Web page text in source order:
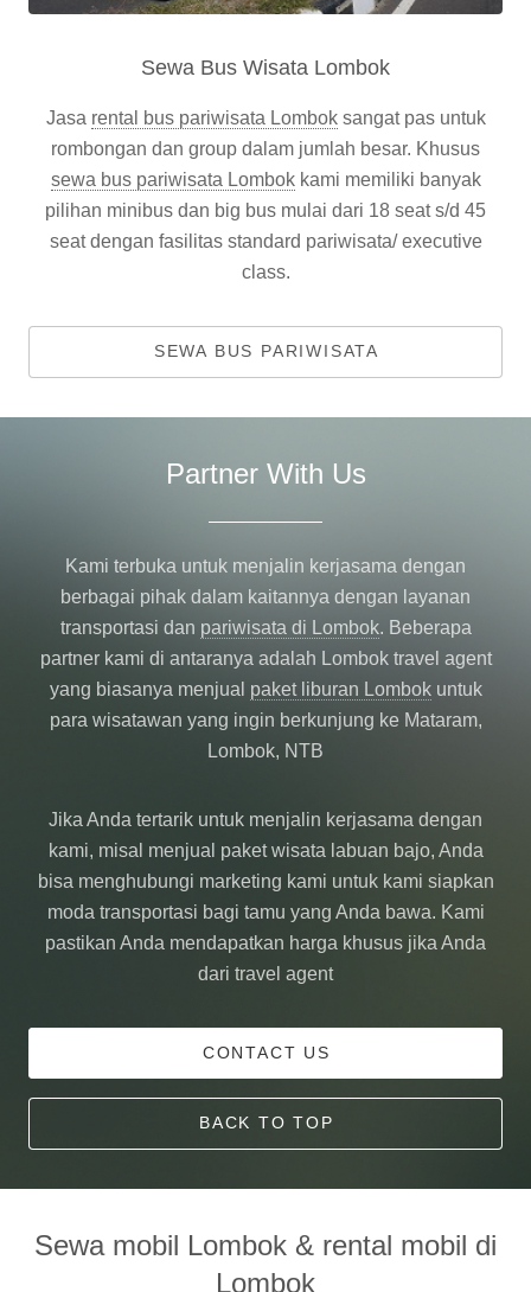
Sewa Bus Wisata Lombok
Jasa rental bus pariwisata Lomboksangat pas untuk
rombongan dan group dalam jumlah besar. Khusus
sewa bus pariwisata Lombokkami memiliki banyak
pilihan minibus dan big bus mulai dari 18 seat s/d 45
seat dengan fasilitas standard pariwisata/ executive
class.
SEWA BUS PARIWISATA
Partner With Us
Kami terbuka untuk menjalin kerjasama dengan
berbagai pihak dalam kaitannya dengan layanan
transportasi dan pariwisata di Lombok. Beberapa
partner kami di antaranya adalah Lombok travel agent
yang biasanya menjual paket liburan Lombokuntuk
para wisatawan yang ingin berkunjung ke Mataram,
Lombok, NTB
Jika Anda tertarik untuk menjalin kerjasama dengan
kami, misal menjual paket wisata labuan bajo, Anda
bisa menghubungi marketing kami untuk kami siapkan
moda transportasi bagi tamu yang Anda bawa. Kami
pastikan Anda mendapatkan harga khusus jika Anda
dari travel agent
CONTACT US
BACK TO TOP
Sewa mobil Lombok & rental mobil di
Lombok